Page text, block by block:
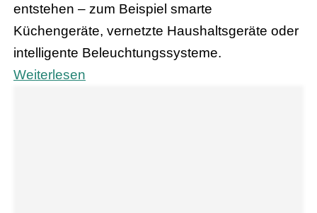
entstehen – zum Beispiel smarte
Küchengeräte, vernetzte Haushaltsgeräte oder
intelligente Beleuchtungssysteme.
Weiterlesen